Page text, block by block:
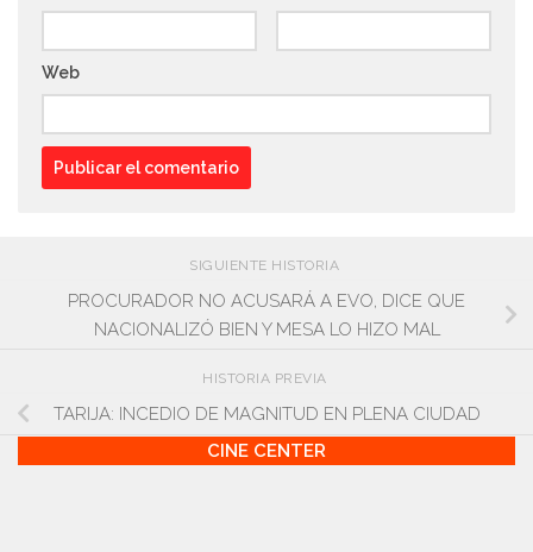
Web
SIGUIENTE HISTORIA
PROCURADOR NO ACUSARÁ A EVO, DICE QUE
NACIONALIZÓ BIEN Y MESA LO HIZO MAL
HISTORIA PREVIA
TARIJA: INCEDIO DE MAGNITUD EN PLENA CIUDAD
CINE CENTER